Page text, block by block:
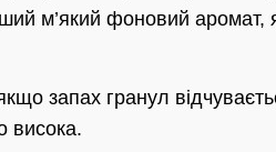
м’який фоновий аромат,
запах гранул
висока.